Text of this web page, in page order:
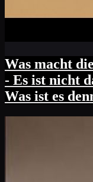
Was macht
- Es ist nicht
Was ist es